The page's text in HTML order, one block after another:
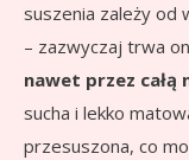
suszenia zależy od
– zazwyczaj trwa on
nawet przez całą
sucha i lekko
przesuszona, co